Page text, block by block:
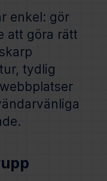
enkel: gör
att göra rätt
tydlig